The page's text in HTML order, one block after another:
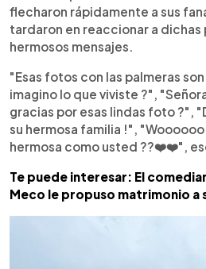
flecharon rápidamente a sus
tardaron en reaccionar a
hermosos mensajes.
"Esas fotos con las palmeras
imagino lo que viviste ?",
gracias por esas lindas foto ?",
su hermosa familia !",
hermosa como usted ??❤️❤️",
Te puede interesar: El
Meco le propuso matrimonio a